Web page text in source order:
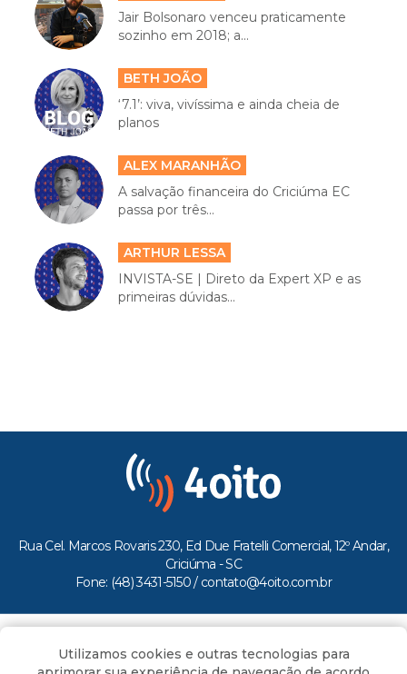
Jair Bolsonaro venceu praticamente
sozinho em 2018; a...
BETH JOÃO
‘7.1’: viva, vivíssima e ainda cheia de
planos
ALEX MARANHÃO
A salvação financeira do Criciúma EC
passa por três...
ARTHUR LESSA
INVISTA-SE | Direto da Expert XP e as
primeiras dúvidas...
Rua Cel. Marcos Rovaris 230, Ed Due Fratelli Comercial, 12º Andar,
Criciúma - SC
Fone: (48) 3431-5150 / contato@4oito.com.br
Todos os direitos reservados ao Portal 4oito
Utilizamos cookies e outras tecnologias para